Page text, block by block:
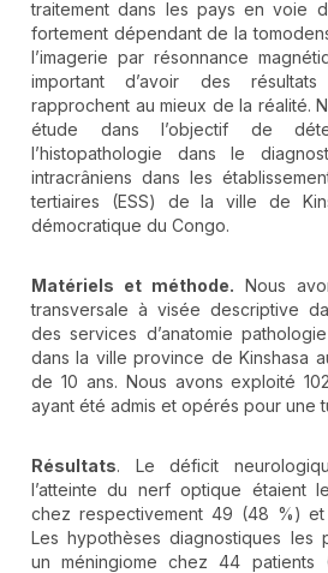
traitement dans les pays en voie
fortement dépendant de la
l’imagerie par résonnance
important d’avoir des
rapprochent au mieux de la réalité.
étude dans l’objectif de
l’histopathologie dans le
intracrâniens dans les
tertiaires (ESS) de la ville de
démocratique du Congo.
Matériels et méthode. Nous
transversale à visée descriptive
des services d’anatomie
dans la ville province de Kinshasa
de 10 ans. Nous avons exploité
ayant été admis et opérés pour une
Résultats. Le déficit
l’atteinte du nerf optique étaient
chez respectivement 49 (48 %)
Les hypothèses diagnostiques les
un méningiome chez 44 patients